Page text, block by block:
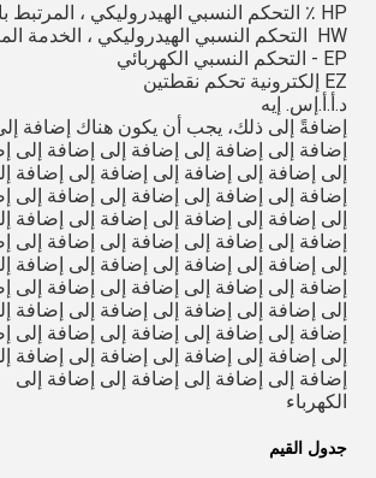
HP ٪ التحكم النسبي الهيدروليكي ، المرتبط بالضغط الطيار
HW ️ التحكم النسبي الهيدروليكي ، الخدمة الميكانيكية
EP - التحكم النسبي الكهربائي
EZ إلكترونية تحكم نقطتين
د.أ.أ.إس. إيه
إضافةً إلى ذلك، يجب أن يكون هناك إضافة
إضافة إلى إضافة إلى إضافة إلى إضافة إلى
إلى إضافة إلى إضافة إلى إضافة إلى إضافة
إضافة إلى إضافة إلى إضافة إلى إضافة إلى
إلى إضافة إلى إضافة إلى إضافة إلى إضافة
إضافة إلى إضافة إلى إضافة إلى إضافة إلى
إلى إضافة إلى إضافة إلى إضافة إلى إضافة
إضافة إلى إضافة إلى إضافة إلى إضافة إلى
إلى إضافة إلى إضافة إلى إضافة إلى إضافة
إضافة إلى إضافة إلى إضافة إلى إضافة إلى
إلى إضافة إلى إضافة إلى إضافة إلى إضافة
إضافة إلى إضافة إلى إضافة إلى إضافة إلى
الكهرباء
جدول القيم